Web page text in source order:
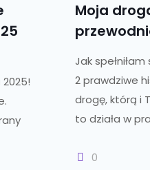
Moja
Jak
2 prawdziwe
drogę, którą i
to działa w
0